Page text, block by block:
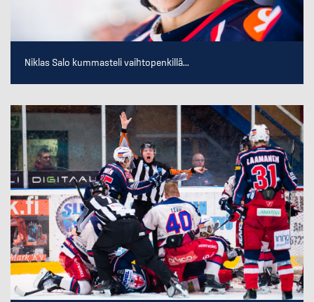
Niklas Salo kummasteli vaihtopenkillä...